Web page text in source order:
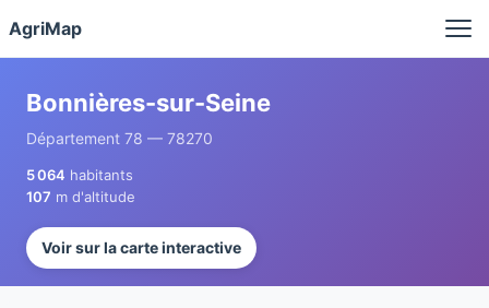
AgriMap
Bonnières-sur-Seine
Département 78 — 78270
5 064 habitants
107 m d'altitude
Voir sur la carte interactive